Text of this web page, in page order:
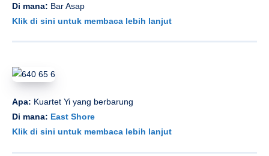
Di mana: Bar Asap
Klik di sini untuk membaca lebih lanjut
Apa: Kuartet Yi yang berbarung
Di mana: East Shore
Klik di sini untuk membaca lebih lanjut